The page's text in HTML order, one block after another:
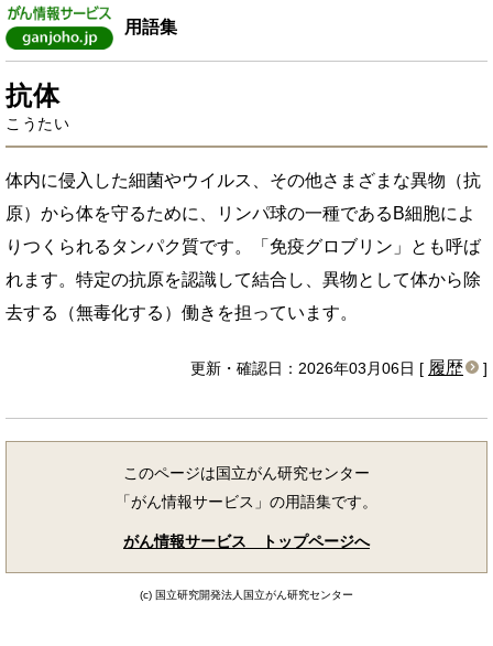
用語集
抗体
こうたい
体内に侵入した細菌やウイルス、その他さまざまな異物（抗
原）から体を守るために、リンパ球の一種であるB細胞によ
りつくられるタンパク質です。「免疫グロブリン」とも呼ば
れます。特定の抗原を認識して結合し、異物として体から除
去する（無毒化する）働きを担っています。
更新・確認日：2026年03月06日 [ 履歴 ]
このページは国立がん研究センター
「がん情報サービス」の用語集です。
がん情報サービス トップページへ
(c) 国立研究開発法人国立がん研究センター